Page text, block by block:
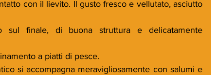
con il lievito. Il gusto fresco e vellutato, asciutto
sul finale, di buona struttura e delicatamente
a piatti di pesce.
si accompagna meravigliosamente con salumi e